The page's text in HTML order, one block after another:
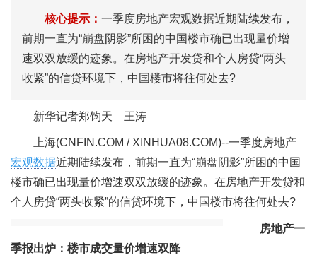
核心提示： 一季度房地产宏观数据近期陆续发布，
前期一直为“崩盘阴影”所困的中国楼市确已出现量价增
速双双放缓的迹象。在房地产开发贷和个人房贷“两头
收紧”的信贷环境下，中国楼市将往何处去?
新华记者郑钧天 王涛
上海(CNFIN.COM / XINHUA08.COM)--一季度房地产
宏观数据近期陆续发布，前期一直为“崩盘阴影”所困的中国
楼市确已出现量价增速双双放缓的迹象。在房地产开发贷和
个人房贷“两头收紧”的信贷环境下，中国楼市将往何处去?
房地产一
季报出炉：楼市成交量价增速双降